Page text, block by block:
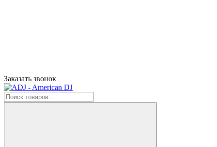
Заказать звонок